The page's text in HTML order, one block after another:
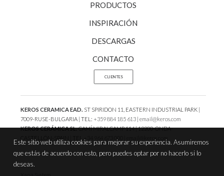
PRODUCTOS
INSPIRACIÓN
DESCARGAS
CONTACTO
CLIENTES
KEROS CERAMICA EAD. ST SPIRIDON 11, EASTERN INDUSTRIAL PARK |
7009-RUSE-BULGARIA | TEL: +359 884 185 613 | email@keros.com
KEROS CERÁMICA SL.CAMÍ MIRALCAMP 114 | 12200-ONDA-
Este sitio web utiliza cookies para mejorar su experiencia. Asumiremos
que estás de acuerdo con esto, pero puedes optar por no hacerlo si lo
deseas.